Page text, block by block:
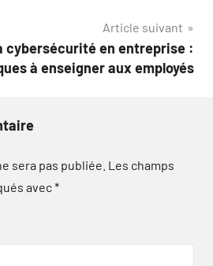
Article suivant
cybersécurité en entreprise :
à enseigner aux employés
sera pas publiée. Les champs
avec*